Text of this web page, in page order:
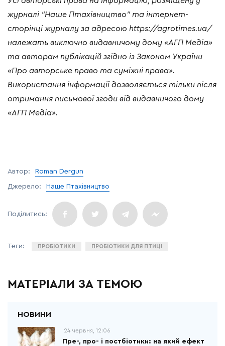
журналі “Наше Птахівництво” та інтернет-
сторінці журналу за адресою https://agrotimes.ua/
належать виключно видавничому дому «АГП Медіа»
та авторам публікацій згідно із Законом України
«Про авторське право та суміжні права».
Використання інформації дозволяється тільки після
отримання письмової згоди від видавничого дому
«АГП Медіа».
Автор: Roman Dergun
Джерело: Наше Птахівництво
ПРОБІОТИКИ ПРОБІОТИКИ ДЛЯ ПТИЦІ
МАТЕРІАЛИ ЗА ТЕМОЮ
24 червня, 12:06
Пре-, про- і постбіотики: на який ефект